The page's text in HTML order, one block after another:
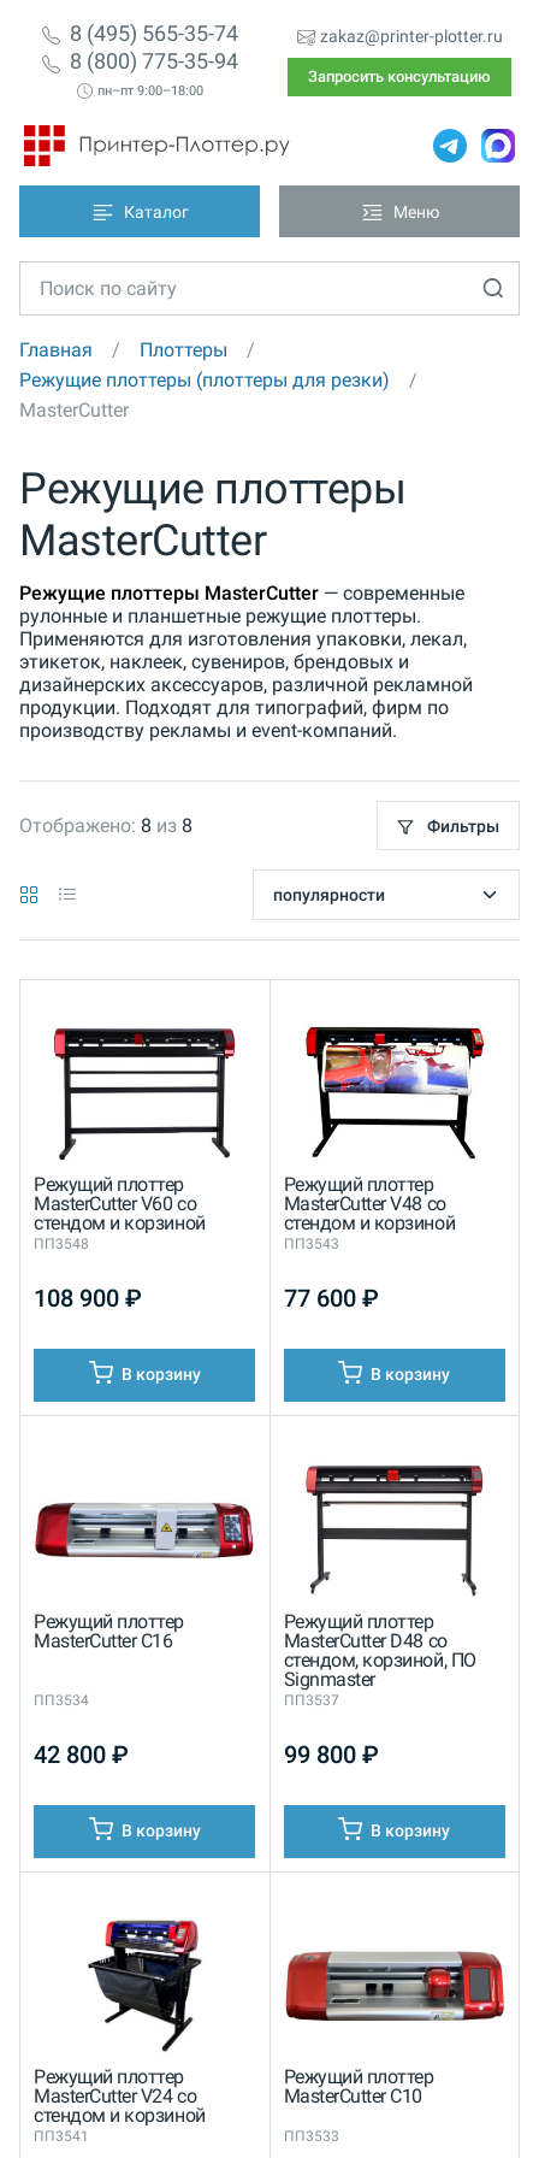
8 (495) 565-35-74
8 (800) 775-35-94
пн–пт 9:00–18:00
zakaz@printer-plotter.ru
Запросить консультацию
Каталог Меню
Главная
Плоттеры
Режущие плоттеры (плоттеры для резки)
MasterCutter
Режущие плоттеры
MasterCutter
Режущие плоттеры MasterCutter — современные
рулонные и планшетные режущие плоттеры.
Применяются для изготовления упаковки, лекал,
этикеток, наклеек, сувениров, брендовых и
дизайнерских аксессуаров, различной рекламной
продукции. Подходят для типографий, фирм по
производству рекламы и event-компаний.
Отображено: 8 из 8 Фильтры
Режущий плоттер
MasterCutter V60 со
стендом и корзиной
ПП3548
108 900₽
В корзину
Режущий плоттер
MasterCutter V48 со
стендом и корзиной
ПП3543
77 600 ₽
В корзину
Режущий плоттер
MasterCutter С16
ПП3534
42 800₽
В корзину
Режущий плоттер
MasterCutter D48 со
стендом, корзиной, ПО
Signmaster
ПП3537
99 800 ₽
В корзину
Режущий плоттер
MasterCutter V24 со
стендом и корзиной
ПП3541
Режущий плоттер
MasterCutter С10
ПП3533